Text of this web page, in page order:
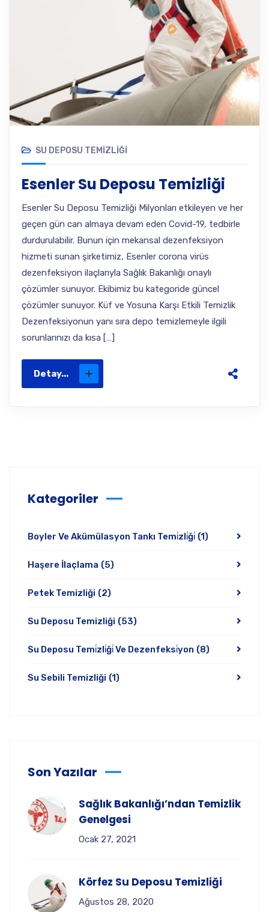
SU DEPOSU TEMIZLIĞI
Esenler Su Deposu Temizliği
Esenler Su Deposu Temizliği Milyonları etkileyen ve her
geçen gün can almaya devam eden Covid-19, tedbirle
durdurulabilir. Bunun için mekansal dezenfeksiyon
hizmeti sunan şirketimiz, Esenler corona virüs
dezenfeksiyon ilaçlarıyla Sağlık Bakanlığı onaylı
çözümler sunuyor. Ekibimiz bu kategoride güncel
çözümler sunuyor. Küf ve Yosuna Karşı Etkili Temizlik
Dezenfeksiyonun yanı sıra depo temizlemeyle ilgili
sorunlarınızı da kısa […]
Detay...
Kategoriler
Boyler Ve Akümülasyon Tankı Temi̇zli̇ği̇ (1)
Haşere İlaçlama (5)
Petek Temizliği (2)
Su Deposu Temizliği (53)
Su Deposu Temi̇zli̇ği̇ Ve Dezenfeksi̇yon (8)
Su Sebili Temizliği (1)
Son Yazılar
Sağlık Bakanlığı’ndan Temizlik
Genelgesi
Ocak 27, 2021
Körfez Su Deposu Temizliği
Ağustos 28, 2020